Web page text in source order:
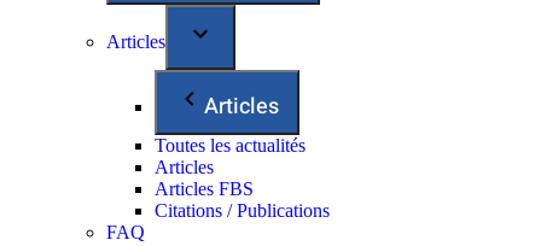
Articles
Articles
Toutes les actualités
Articles
Articles FBS
Citations / Publications
FAQ